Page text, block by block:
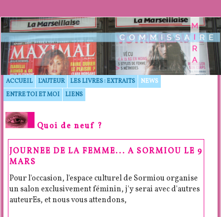
ACCUEIL L'AUTEUR LES LIVRES : EXTRAITS
NEWS
ENTRE TOI ET MOI
LIENS
Quoi de neuf ?
JOURNEE DE LA FEMME... A SORMIOU LE 9
MARS
Pour l'occasion, l'espace culturel de Sormiou organise
un salon exclusivement féminin, j'y serai avec d'autres
auteurEs, et nous vous attendons,